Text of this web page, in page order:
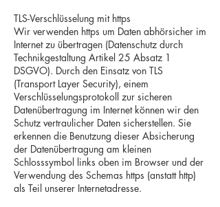
TLS-Verschlüsselung mit https
Wir verwenden https um Daten abhörsicher im
Internet zu übertragen (Datenschutz durch
Technikgestaltung Artikel 25 Absatz 1
DSGVO). Durch den Einsatz von TLS
(Transport Layer Security), einem
Verschlüsselungsprotokoll zur sicheren
Datenübertragung im Internet können wir den
Schutz vertraulicher Daten sicherstellen. Sie
erkennen die Benutzung dieser Absicherung
der Datenübertragung am kleinen
Schlosssymbol links oben im Browser und der
Verwendung des Schemas https (anstatt http)
als Teil unserer Internetadresse.